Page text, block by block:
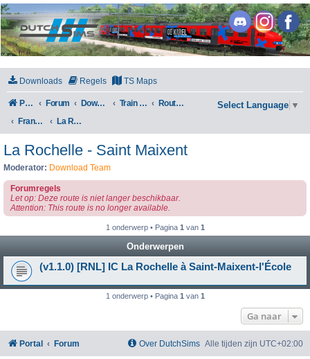
DutchSims
Downloads Regels TS Maps
Portal Forum Downloads Train Simulator Classic
Routes en Scenarios
Frankrijk
La Rochelle - Saint Maixent
Select Language ▼
La Rochelle - Saint Maixent
Moderator: Download Team
Forumregels
Let op: Deze route is niet langer beschikbaar.
Attention: This route is no longer available.
1 onderwerp • Pagina 1 van 1
Onderwerpen
(v1.1.0) [RNL] IC La Rochelle à Saint-Maixent-l'École
1 onderwerp • Pagina 1 van 1
Ga naar
Portal Forum Alle tijden zijn UTC+02:00
Over DutchSims